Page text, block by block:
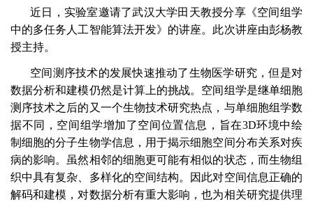
近日，实验室邀请了武汉大学田天教授分享《空间组学
中的多任务人工智能算法开发》的讲座。此次讲座由彭杨教
授主持。
空间测序技术的发展快速推动了生物医学研究，但是对
数据分析和建模仍然是计算上的挑战。空间组学是继单细胞
测序技术之后的又一个生物技术研究热点，与单细胞组学数
据不同，空间组学增加了空间位置信息，旨在3D环境中绘
制细胞的分子生物学信息，用于揭示细胞空间分布关系对疾
病的影响。虽然相邻的细胞更可能有相似的状态，而生物组
织中具有复杂、多样化的空间结构。因此对空间信息正确的
解码和建模，对数据分析有重大影响，也为相关研究提供理